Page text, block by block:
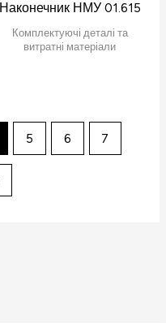
Наконечник НМУ 01.615
Комплектуючі деталі та
витратні матеріали
5 6 7